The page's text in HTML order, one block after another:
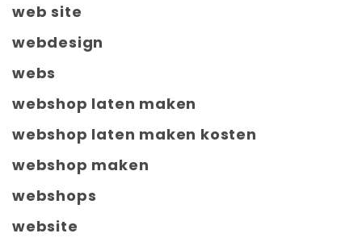
web site
webdesign
webs
webshop laten maken
webshop laten maken kosten
webshop maken
webshops
website